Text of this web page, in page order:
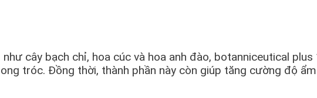
cây bạch chỉ, hoa cúc và hoa anh đào, botanniceutical
tróc. Đồng thời, thành phần này còn giúp tăng cường độ